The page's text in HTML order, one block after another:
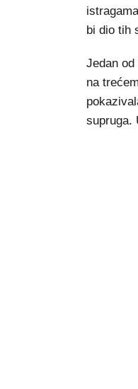
bi dio tih
Jedan
na
supruga.